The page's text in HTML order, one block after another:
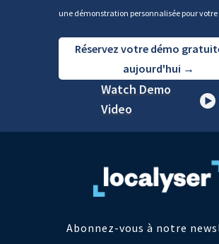
une démonstration personnalisée pour votre
Réservez votre démo
aujourd'hui →
Watch Demo
Video
Abonnez-vous à notre